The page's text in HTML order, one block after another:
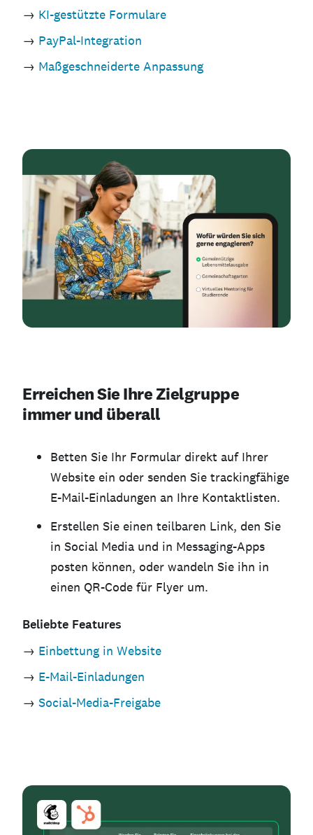
→ KI-gestützte Formulare
→ PayPal-Integration
→ Maßgeschneiderte Anpassung
Erreichen Sie Ihre Zielgruppe
immer und überall
Betten Sie Ihr Formular direkt auf Ihrer
Website ein oder senden Sie trackingfähige
E-Mail-Einladungen an Ihre Kontaktlisten.
Erstellen Sie einen teilbaren Link, den Sie
in Social Media und in Messaging-Apps
posten können, oder wandeln Sie ihn in
einen QR-Code für Flyer um.
Beliebte Features
→ Einbettung in Website
→ E-Mail-Einladungen
→ Social-Media-Freigabe